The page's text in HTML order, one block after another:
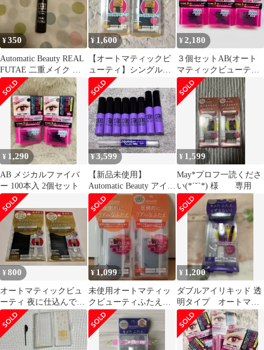
¥350
Automatic Beauty REAL
FUTAE 二重メイク 新
品未使用
¥ 1,600
【オートマティックビ
ューティ】シングルア
イテープ100枚 2個セッ
ト
¥2,180
３個セットAB(オート
マティックビューティ
ー) ABメジカルファイ
バー(二重形成ファイバ
ー)100本入 スティック
付き 赤
¥ 1,290
AB メジカルファイバ
ー 100本入 2個セット
¥3,599
【新品未使用】
Automatic Beauty アイプ
チ メジカライナー セッ
ト
¥ 1,599
May*プロフ一読くださ
い(*´˘`*) 様 専用
¥800
オートマティックビュ
ーティ 夜に仕込んでふ
たえをクセづけ アイテ
ープ 120枚
¥ 1,099
未使用オートマティッ
クビューティふたえフ
ァイバー ReAB-04 2個
セット
¥ 1,200
ダブルアイリキッド 透
明タイプ オートマテ
ィックビューティー